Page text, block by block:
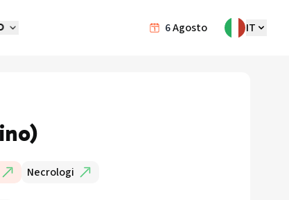
6Agosto IT
Necrologi